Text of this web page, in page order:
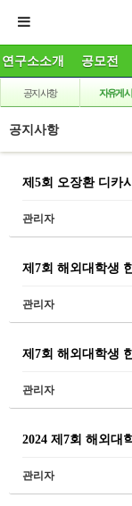
연구소소개 공모전
공지사항 자유게
공지사항
제5회 오장환 디카
관리자
제7회 해외대학생
관리자
제7회 해외대학생
관리자
2024 제7회 해외대
관리자